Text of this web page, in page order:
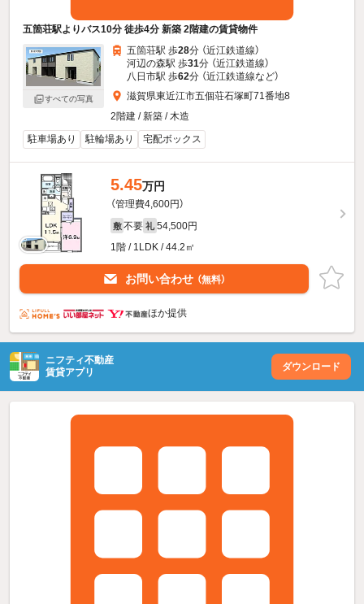
五箇荘駅よりバス10分 徒歩4分 新築 2階建の賃貸物件
すべての写真
五箇荘駅 歩28分 （近江鉄道線）
河辺の森駅 歩31分 （近江鉄道線）
八日市駅 歩62分 （近江鉄道線など）
滋賀県東近江市五個荘石塚町71番地8
2階建 / 新築 / 木造
駐車場あり
駐輪場あり 宅配ボックス
5.45万円
（管理費4,600円）
敷 不要 礼 54,500円
1階 / 1LDK / 44.2㎡
お問い合わせ （無料）
ほか提供
ニフティ不動産
賃貸アプリ
ダウンロード